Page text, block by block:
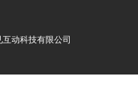
动科技有限公司